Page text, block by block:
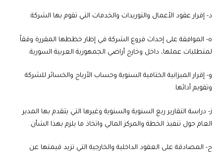
‌د- إقرار عقود الأعمال والتوريدات والخدمات التي تقوم بها الشركة.
‌ه- الموافقة على إحداث فروع الشركة في إطار خططها المقررة وفقاً
لمتطلبات عملها، داخل وخارج أراضي الجمهورية العربية السورية.
‌و- إقرار الميزانية الختامية السنوية وحساب الأرباح والخسائر للشركة
وتقويم أدائها.
‌ز- دراسة التقارير ربع السنوية والسنوية وغيرها التي يتقدم بها المدير
العام حول تنفيذ الخطة والمركز المالي واتخاذ ما يلزم بهذا الشأن.
‌ح- المصادقة على العقود الداخلية والخارجية التي تزيد قيمتها عن